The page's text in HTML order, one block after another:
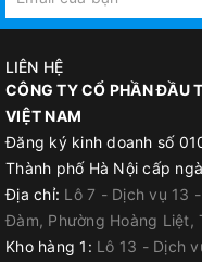
LIÊN HỆ
CÔNG TY CỔ PHẦN ĐẦU
VIỆT NAM
Đăng ký kinh doanh số
Thành phố Hà Nội cấp
Địa chỉ: Lô 7 - Dịch vụ 13
Đàm, Phường Hoàng Liệt,
Kho hàng 1: Lô 13 - Dịch